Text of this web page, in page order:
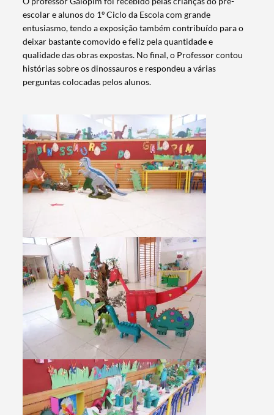
escolar e alunos do 1º Ciclo da Escola com grande
entusiasmo, tendo a exposição também contribuído para o
deixar bastante comovido e feliz pela quantidade e
qualidade das obras expostas. No final, o Professor contou
histórias sobre os dinossauros e respondeu a várias
perguntas colocadas pelos alunos.